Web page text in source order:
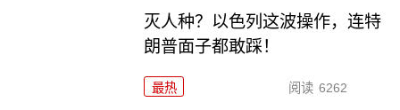
灭人种？以色列这波操作，连特
朗普面子都敢踩！
最热 阅读 6262